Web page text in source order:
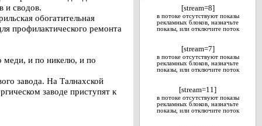
и сводов.
обогатительная
профилактического ремонта
меди, и по никелю, и по
завода. На Талнахской
заводе приступят к
[stream=8]
в потоке отсутствуют показы
рекламных блоков, назначьте
показы, или отключите поток
[stream=7]
в потоке отсутствуют показы
рекламных блоков, назначьте
показы, или отключите поток
[stream=11]
в потоке отсутствуют показы
рекламных блоков, назначьте
показы, или отключите поток